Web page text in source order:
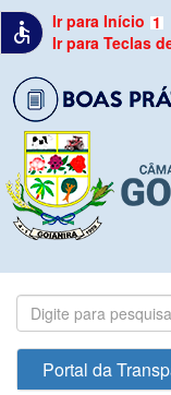
accessible Ir para Início 1
Ir para Teclas
Portal da